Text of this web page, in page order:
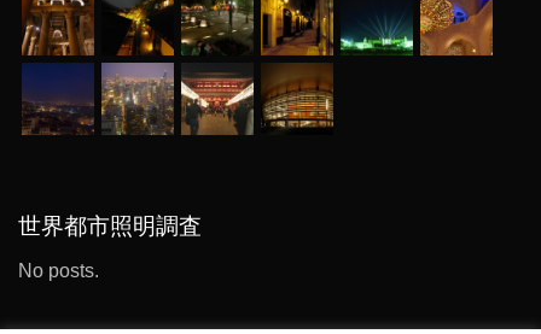
世界都市照明調査
No posts.